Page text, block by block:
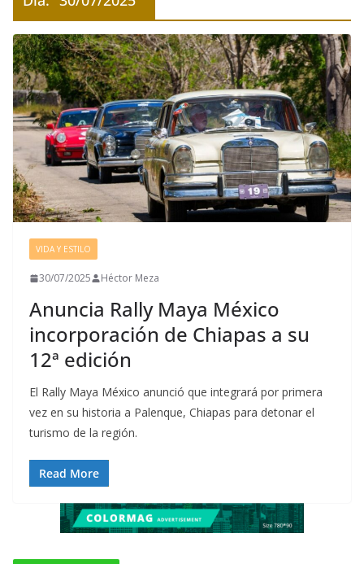
VIDA Y ESTILO
30/07/2025 Héctor Meza
Anuncia Rally Maya México
incorporación de Chiapas a su
12ª edición
El Rally Maya México anunció que integrará por primera
vez en su historia a Palenque, Chiapas para detonar el
turismo de la región.
Read More